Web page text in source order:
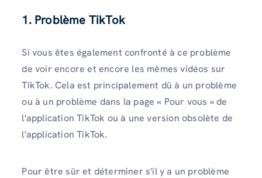
1. Problème TikTok
Si vous êtes également confronté à ce problème
de voir encore et encore les mêmes vidéos sur
TikTok. Cela est principalement dû à un problème
ou à un problème dans la page « Pour vous » de
l'application TikTok ou à une version obsolète de
l'application TikTok.
Pour être sûr et déterminer s'il y a un problème